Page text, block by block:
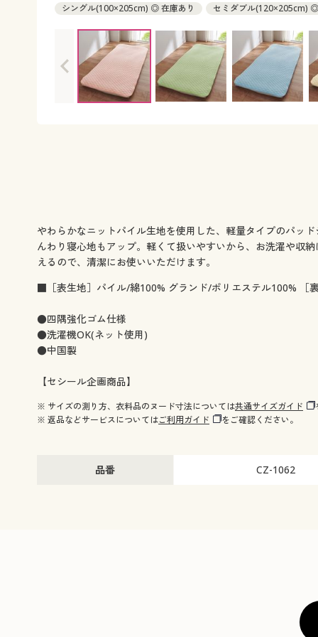
シングル(100×205cm) ◎ 在庫あり
セミダブル(120×205cm) ◎
やわらかなニットパイル生地を使用した、軽量タイプのパッ
んわり寝心地もアップ。軽くて扱いやすいから、お洗濯や収
えるので、清潔にお使いいただけます。
■［表生地］パイル/綿100% グランド/ポリエステル100% ［
●四隅強化ゴム仕様
●洗濯機OK(ネット使用)
●中国製
【セシール企画商品】
※ サイズの測り方、衣料品のヌード寸法については共通サイズガイド
※ 返品などサービスについてはご利用ガイド をご確認ください。
品番 CZ-1062